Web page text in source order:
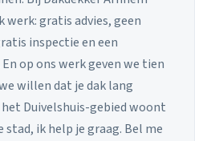
gratis advies, geen
inspectie en een
op ons werk geven we tien
willen dat je dak lang
Duivelshuis-gebied woont
stad, ik help je graag. Bel me